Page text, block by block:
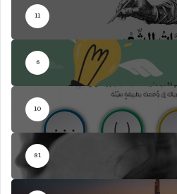
11
6
10
81